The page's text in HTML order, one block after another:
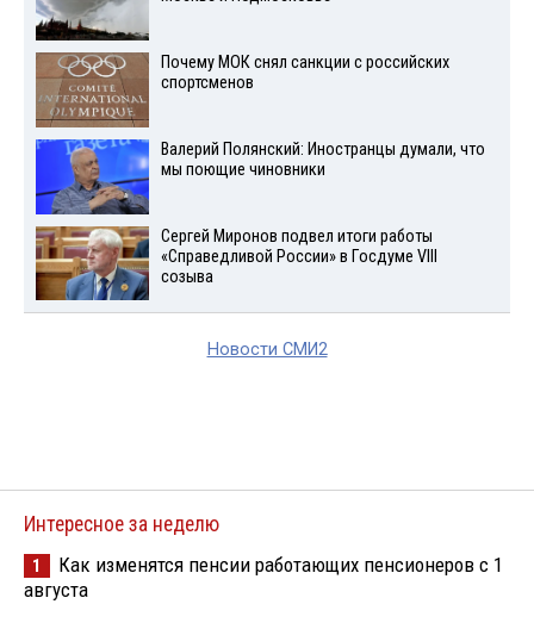
Почему МОК снял санкции с российских
спортсменов
Валерий Полянский: Иностранцы думали, что
мы поющие чиновники
Сергей Миронов подвел итоги работы
«Справедливой России» в Госдуме VIII
созыва
Новости СМИ2
Интересное за неделю
1
Как изменятся пенсии работающих пенсионеров с 1
августа